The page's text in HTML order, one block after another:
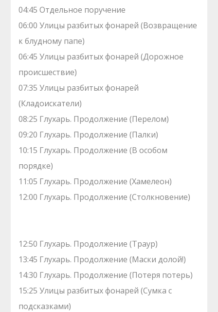
04:45 Отдельное поручение
06:00 Улицы разбитых фонарей (Возвращение
к блудному папе)
06:45 Улицы разбитых фонарей (Дорожное
происшествие)
07:35 Улицы разбитых фонарей
(Кладоискатели)
08:25 Глухарь. Продолжение (Перелом)
09:20 Глухарь. Продолжение (Палки)
10:15 Глухарь. Продолжение (В особом
порядке)
11:05 Глухарь. Продолжение (Хамелеон)
12:00 Глухарь. Продолжение (Столкновение)
12:50 Глухарь. Продолжение (Траур)
13:45 Глухарь. Продолжение (Маски долой!)
14:30 Глухарь. Продолжение (Потеря потерь)
15:25 Улицы разбитых фонарей (Сумка с
подсказками)